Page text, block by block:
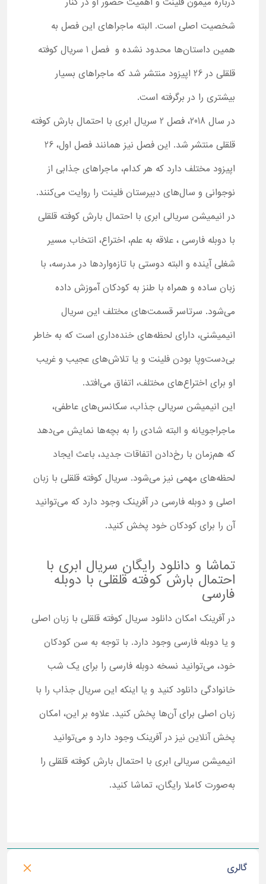
شخصیت اصلی است. البته ماجراهای این فصل به
همین داستان‌ها محدود نشده و فصل 1 سریال کوفته
قلقلی در 26 اپیزود منتشر شد که ماجراهای بسیار
بیشتری را در برگرفته است.
در سال 2018، فصل 2 سریال ابری با احتمال بارش کوفته
قلقلی منتشر شد. این فصل نیز همانند فصل اول، 26
اپیزود مختلف دارد که هر کدام، ماجراهای جذابی از
نوجوانی و سال‌های دبیرستان فلینت را روایت می‌کنند.
در انیمیشن سریالی ابری با احتمال بارش کوفته قلقلی
با دوبله فارسی ، علاقه به علم، اختراع، انتخاب مسیر
شغلی آینده و البته دوستی با تازه‌واردها در مدرسه، با
زبان ساده و همراه با طنز به کودکان آموزش داده
می‌شود. سرتاسر قسمت‌های مختلف این سریال
انیمیشنی، دارای لحظه‌های خنده‌داری است که به خاطر
بی‌دست‌وپا بودن فلینت و یا تلاش‌های عجیب و غریب
او برای اختراع‌های مختلف، اتفاق می‌افتد.
این انیمیشن سریالی جذاب، سکانس‌های عاطفی،
ماجراجویانه و البته شادی را به بچه‌ها نمایش می‌دهد
که هم‌زمان با رخ‌دادن اتفاقات جدید، باعث ایجاد
لحظه‌های مهمی نیز می‌شود. سریال کوفته قلقلی با زبان
اصلی و دوبله فارسی در آفرینک وجود دارد که می‌توانید
آن را برای کودکان خود پخش کنید.
تماشا و دانلود رایگان سریال ابری با
احتمال بارش کوفته قلقلی با دوبله
فارسی
در آفرینک امکان دانلود سریال کوفته قلقلی با زبان اصلی
و یا دوبله فارسی وجود دارد. با توجه به سن کودکان
خود، می‌توانید نسخه دوبله فارسی را برای یک شب
خانوادگی دانلود کنید و یا اینکه این سریال جذاب را با
زبان اصلی برای آن‌ها پخش کنید. علاوه بر این، امکان
پخش آنلاین نیز در آفرینک وجود دارد و می‌توانید
انیمیشن سریالی ابری با احتمال بارش کوفته قلقلی را
به‌صورت کاملا رایگان، تماشا کنید.
گالری